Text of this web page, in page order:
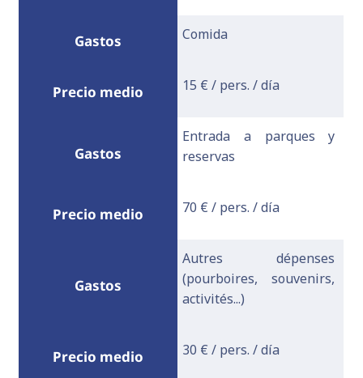
Comida
15 € / pers. / día
Entrada a parques y
reservas
70 € / pers. / día
Autres dépenses
(pourboires, souvenirs,
activités...)
30 € / pers. / día